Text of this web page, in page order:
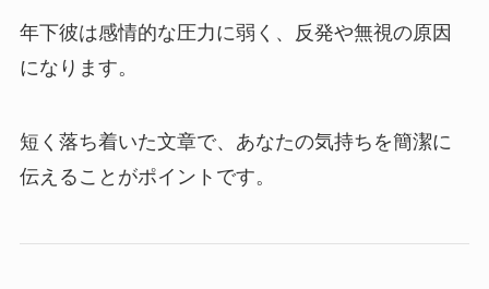
年下彼は感情的な圧力に弱く、反発や無視の原因
になります。
短く落ち着いた文章で、あなたの気持ちを簡潔に
伝えることがポイントです。